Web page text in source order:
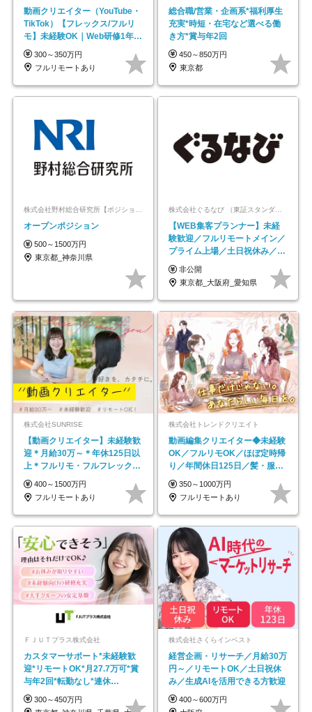
動画クリエイター（YouTube・
TikTok）【フレックス/フルリ
モ】未経験OK｜Web研修1年間
｜副業OK
300～350万円
フルリモートあり
総合職/営業・企画系*福利厚生
充実*時短・在宅など選べる働
き方*賞与年2回
450～850万円
東京都
オープンポジション
500～1500万円
東京都_神奈川県
株式会社ぐるなび （東証スタンダード上場）
【WEB集客プランナー】未経
験歓迎／フルリモートメイン／
プライム上場／土日祝休み／東
京・大阪・名古屋
非公開
東京都_大阪府_愛知県
株式会社SUNRISE
【動画クリエイター】未経験歓
迎＊月給30万～＊年休125日以
上＊フルリモ・フルフレックス
◆10名の採用が決定◆
400～1500万円
フルリモートあり
株式会社トレンドクリエイト
動画編集クリエイター◆未経験
OK／フルリモOK／ほぼ定時帰
り／年間休日125日／髪・服・
ネイル自由／副業OK
350～1000万円
フルリモートあり
ＦＪＵＴプラス株式会社
カスタマーサポート*未経験歓
迎*リモートOK*月27.7万可*賞
与年2回*転勤なし*連休
OK/ZE010232
300～450万円
株式会社さくらインベスト
経営企画・リサーチ／月給30万
円～／リモートOK／土日祝休
み／生成AIを活用できる方歓迎
400～600万円